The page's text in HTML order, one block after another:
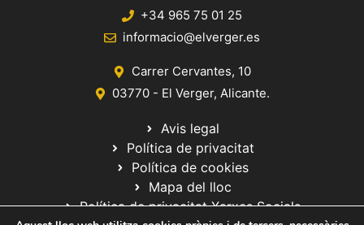
+34 965 75 01 25
informacio@elverger.es
Carrer Cervantes, 10
03770 - El Verger, Alicante.
Avis legal
Política de privacitat
Política de cookies
Mapa del lloc
Política de privacitat Xarxes Socials